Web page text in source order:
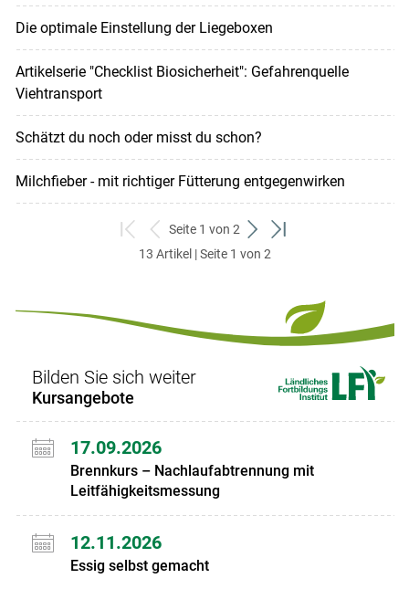
Die optimale Einstellung der Liegeboxen
Artikelserie "Checklist Biosicherheit": Gefahrenquelle
Viehtransport
Schätzt du noch oder misst du schon?
Milchfieber - mit richtiger Fütterung entgegenwirken
zum
ersten
zurück
zum
Seite 1 von 2
weiter
zum
zum
13 Artikel | Seite 1 von 2
Bilden Sie sich weiter
Kursangebote
17.09.2026
Brennkurs – Nachlaufabtrennung mit
Leitfähigkeitsmessung
12.11.2026
Essig selbst gemacht